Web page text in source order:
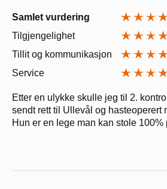
Samlet vurdering
Tilgjengelighet
Tillit og kommunikasjon
Service
Etter en ulykke skulle jeg til 2.
sendt rett til Ullevål og hasteoperert
Hun er en lege man kan stole 100%